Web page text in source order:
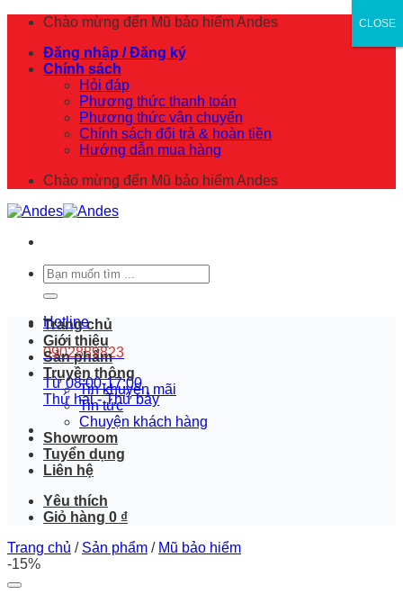
Skip
content
Chào mừng đến Mũ bảo hiểm Andes
Đăng nhập / Đăng ký
Chính sách
Hỏi đáp
Phương thức thanh toán
Phương thức vận chuyển
Chính sách đổi trả & hoàn tiền
Hướng dẫn mua hàng
Chào mừng đến Mũ bảo hiểm Andes
Tìm
kiếm:
Hotline
0902889823
Từ 08:00-17:00
Thứ hai - Thứ bảy
Trang chủ
Giới thiệu
Sản phẩm
Truyền thông
Tin khuyến mãi
Tin tức
Chuyện khách hàng
Showroom
Tuyển dụng
Liên hệ
Yêu thích
Giỏ hàng 0 ₫
Trang chủ / Sản phẩm / Mũ bảo hiểm
-15%
CLOSE
CLOSE